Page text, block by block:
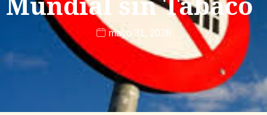
mayo 31, 2026